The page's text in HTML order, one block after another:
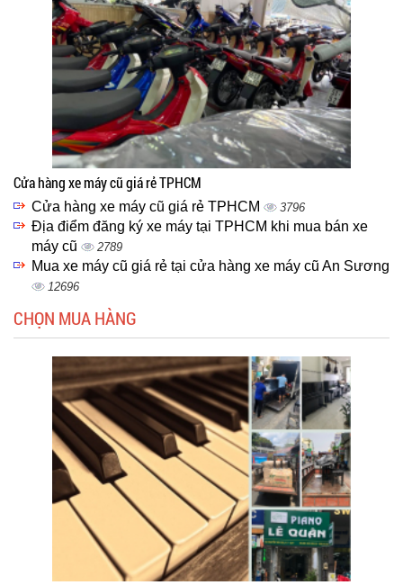
Cửa hàng xe máy cũ giá rẻ TPHCM
Cửa hàng xe máy cũ giá rẻ TPHCM 3796
Địa điểm đăng ký xe máy tại TPHCM khi mua bán xe
máy cũ
2789
Mua xe máy cũ giá rẻ tại cửa hàng xe máy cũ An Sương
12696
CHỌN MUA HÀNG